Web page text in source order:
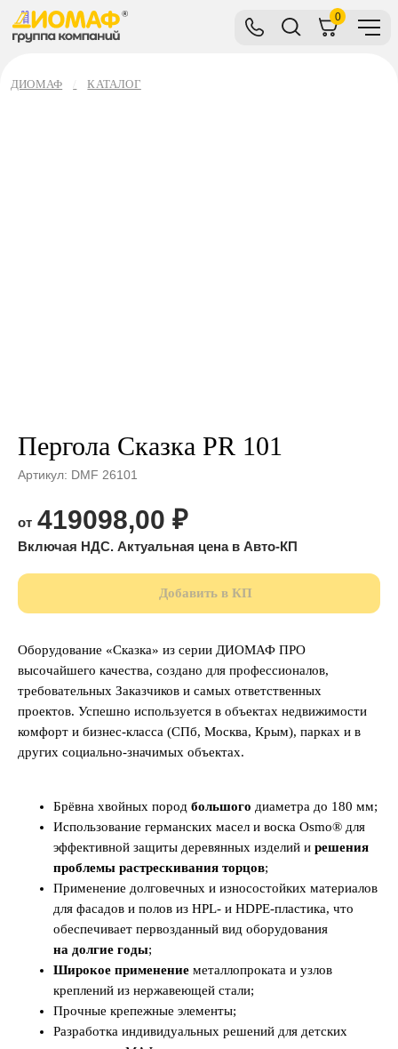
0
ДИОМАФ КАТАЛОГ
Пергола Сказка PR 101
Артикул: DMF 26101
419098,00 ₽
Добавить в КП
Оборудование «Сказка» из серии ДИОМАФ ПРО
высочайшего качества, создано для профессионалов,
требовательных Заказчиков и самых ответственных
проектов. Успешно используется в объектах недвижимости
комфорт и бизнес-класса (СПб, Москва, Крым), парках и в
других социально-значимых объектах.
Брёвна хвойных пород большого диаметра до 180 мм;
Использование германских масел и воска Osmo® для
эффективной защиты деревянных изделий и решения
проблемы растрескивания торцов;
Применение долговечных и износостойких материалов
для фасадов и полов из HPL- и HDPE-пластика, что
обеспечивает первозданный вид оборудования
на долгие годы;
Широкое применение металлопроката и узлов
креплений из нержавеющей стали;
Прочные крепежные элементы;
Разработка индивидуальных решений для детских